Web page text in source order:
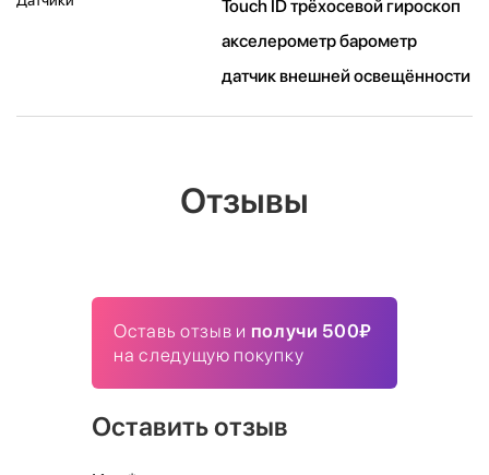
Touch ID трёхосевой гироскоп
акселерометр барометр
датчик внешней освещённости
Отзывы
Оставь отзыв и получи 500₽
на следущую покупку
Оставить отзыв